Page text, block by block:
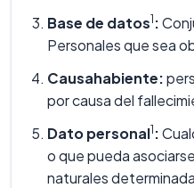
Base de datos1 :
Personales que sea
Causahabiente:
por causa del
Dato personal1 :
o que pueda
naturales